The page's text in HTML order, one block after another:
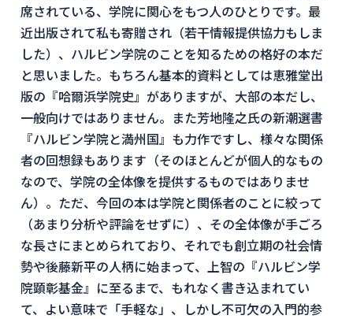
席されている、 学院に関心をもつ人のひとりです。 最
近出版されて私も寄贈され（若干情報提供協力もしま
した）、 ハルビン学院のことを知るための格好の本だ
と思いました。 もちろん基本的資料としては恵雅堂出
版の『哈爾浜学院史』 がありますが、大部の本だし、
一般向けではありません。 また芳地隆之氏の新潮選書
『ハルビン学院と満州国』 も力作ですし、様々な関係
者の回想録もあります（そのほとんどが個人的なもの
なので、 学院の全体像を提供するものではありませ
ん）。ただ、 今回の本は学院と関係者のことに絞って
（あまり分析や評論をせずに）、 その全体像が手ごろ
な長さにまとめられており、 それでも創立期の社会情
勢や後藤新平の人柄に始まって、上智の『ハルビン学
院顕彰基金』に至るまで、もれなく書き込まれてい
て、 よい意味で「手軽な」、 しかし不可欠の入門的参